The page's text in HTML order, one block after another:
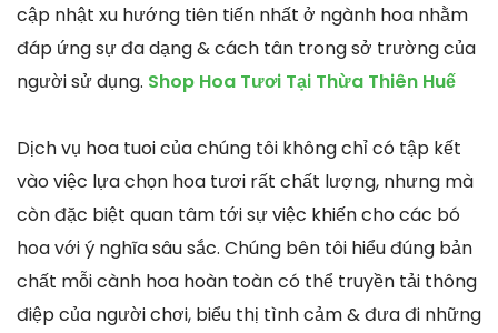
cập nhật xu hướng tiên tiến nhất ở ngành hoa nhằm
đáp ứng sự đa dạng & cách tân trong sở trường của
người sử dụng. Shop Hoa Tươi Tại Thừa Thiên Huế
Dịch vụ hoa tuoi của chúng tôi không chỉ có tập kết
vào việc lựa chọn hoa tươi rất chất lượng, nhưng mà
còn đặc biệt quan tâm tới sự việc khiến cho các bó
hoa với ý nghĩa sâu sắc. Chúng bên tôi hiểu đúng bản
chất mỗi cành hoa hoàn toàn có thể truyền tải thông
điệp của người chơi, biểu thị tình cảm & đưa đi những